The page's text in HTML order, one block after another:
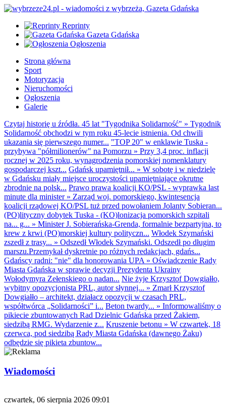
Reprinty
Gazeta Gdańska
Ogłoszenia
Strona główna
Sport
Motoryzacja
Nieruchomości
Ogłoszenia
Galerie
Czytaj historię u źródła. 45 lat "Tygodnika Solidarność" » Tygodnik
Solidarność obchodzi w tym roku 45-lecie istnienia. Od chwili
ukazania się pierwszego numer... "TOP 20" w enklawie Tuska -
przybywa "półmilionerów" na Pomorzu » Przy 3,4 proc. inflacji
rocznej w 2025 roku, wynagrodzenia pomorskiej nomenklatury
gospodarczej kszt... Gdańsk upamiętnił... » W sobotę i w niedzielę
w Gdańsku miały miejsce uroczystości upamiętniające okrutne
zbrodnie na polsk... Prawo prawa koalicji KO/PSL - wyprawka last
minute dla minister» Zarząd woj. pomorskiego, kwintesencja
koalicji rządowej KO/PSL tuż przed powołaniem Jolanty Sobieran...
(PO)lityczny dobytek Tuska - (KO)lonizacja pomorskich szpitali
na... g... » Minister J. Sobierańska-Grenda, formalnie bezpartyjna, to
krew z krwi (PO)morskiej kultury polityczn... Włodek Szymański
zszedł z trasy... » Odszedł Włodek Szymański. Odszedł po długim
marszu.Przemykał dyskretnie po różnych redakcjach, gdańs...
Gdańscy radni: "nie" dla honorowania UPA » Oświadczenie Rady
Miasta Gdańska w sprawie decyzji Prezydenta Ukrainy
Wołodymyra Zełenskiego o nadan... Nie żyje Krzysztof Dowgiałło,
wybitny opozycjonista PRL, autor słynnej... » Zmarł Krzysztof
Dowgiałło – architekt, działacz opozycji w czasach PRL,
współtwórca „Solidarności” i... Beton twardy... » Informowaliśmy o
pikiecie zbuntowanych Rad Dzielnic Gdańska przed Żakiem,
siedzibą RMG. Wydarzenie z... Kruszenie betonu » W czwartek, 18
czerwca, pod siedzibą Rady Miasta Gdańska (dawnego Żaku)
odbędzie się pikieta zbuntow...
Wiadomości
czwartek, 06 sierpnia 2026 09:01